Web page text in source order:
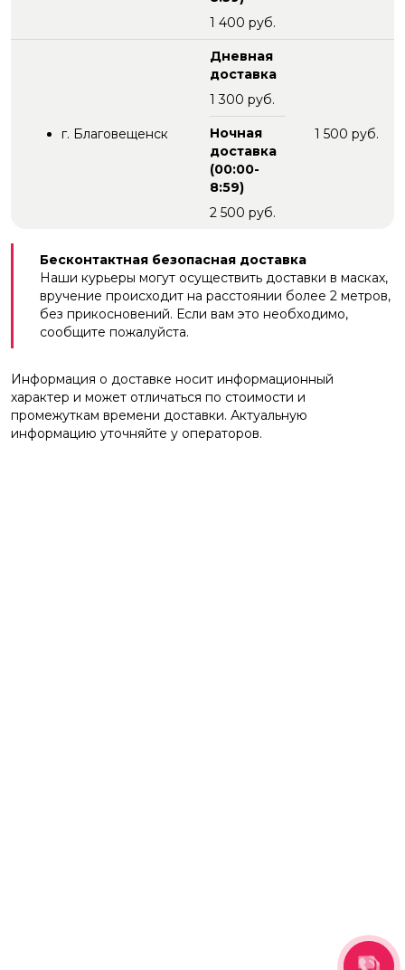
1 400 руб.
г. Благовещенск
Дневная
доставка
1 300 руб.
Ночная
доставка
(00:00-
8:59)
2 500 руб.
1 500 руб.
Бесконтактная безопасная доставка
Наши курьеры могут осуществить доставки в масках,
вручение происходит на расстоянии более 2 метров,
без прикосновений. Если вам это необходимо,
сообщите пожалуйста.
Информация о доставке носит информационный
характер и может отличаться по стоимости и
промежуткам времени доставки. Актуальную
информацию уточняйте у операторов.